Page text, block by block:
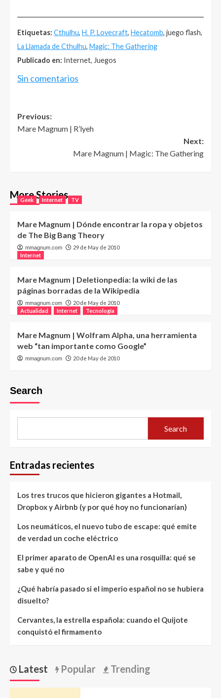
Etiquetas: Cthulhu, H. P. Lovecraft, Hecatomb, juego flash,
La Llamada de Cthulhu, Magic: The Gathering
Publicado en: Internet, Juegos
Sin comentarios
Post
navigation
Previous:
Mare Magnum | R’lyeh
Next:
Mare Magnum | Magic: The Gathering
More Stories
Geek Internet TV
Mare Magnum | Dónde encontrar la ropa y objetos
de The Big Bang Theory
mmagnum.com
29 de May de 2010
Internet
Mare Magnum | Deletionpedia: la wiki de las
páginas borradas de la Wikipedia
mmagnum.com
20 de May de 2010
Actualidad
Internet Tecnología
Mare Magnum | Wolfram Alpha, una herramienta
web “tan importante como Google”
mmagnum.com 20 de May de 2010
Search
Search
Entradas recientes
Los tres trucos que hicieron gigantes a Hotmail,
Dropbox y Airbnb (y por qué hoy no funcionarían)
Los neumáticos, el nuevo tubo de escape: qué emite
de verdad un coche eléctrico
El primer aparato de OpenAI es una rosquilla: qué se
sabe y qué no
¿Qué habría pasado si el imperio español no se hubiera
disuelto?
Cervantes, la estrella española: cuando el Quijote
conquistó el firmamento
Latest Popular Trending